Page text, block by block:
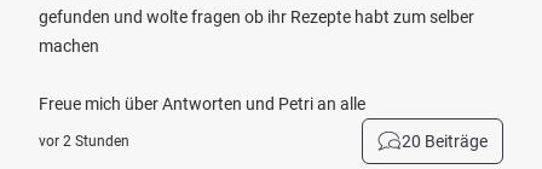
gefunden und wolte fragen ob ihr Rezepte habt zum selber
machen
Freue mich über Antworten und Petri an alle
vor 2 Stunden 20 Beiträge